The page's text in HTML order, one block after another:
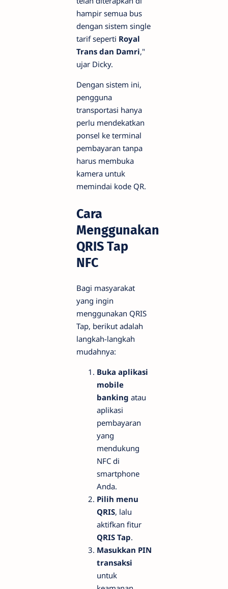
hampir semua bus
dengan sistem single
tarif seperti Royal
Trans dan Damri,"
ujar Dicky.
Dengan sistem ini,
pengguna
transportasi hanya
perlu mendekatkan
ponsel ke terminal
pembayaran tanpa
harus membuka
kamera untuk
memindai kode QR.
Cara
Menggunakan
QRIS Tap
NFC
Bagi masyarakat
yang ingin
menggunakan QRIS
Tap, berikut adalah
langkah-langkah
mudahnya:
Buka aplikasi
mobile
banking atau
aplikasi
pembayaran
yang
mendukung
NFC di
smartphone
Anda.
Pilih menu
QRIS, lalu
aktifkan fitur
QRIS Tap.
Masukkan PIN
transaksi
untuk